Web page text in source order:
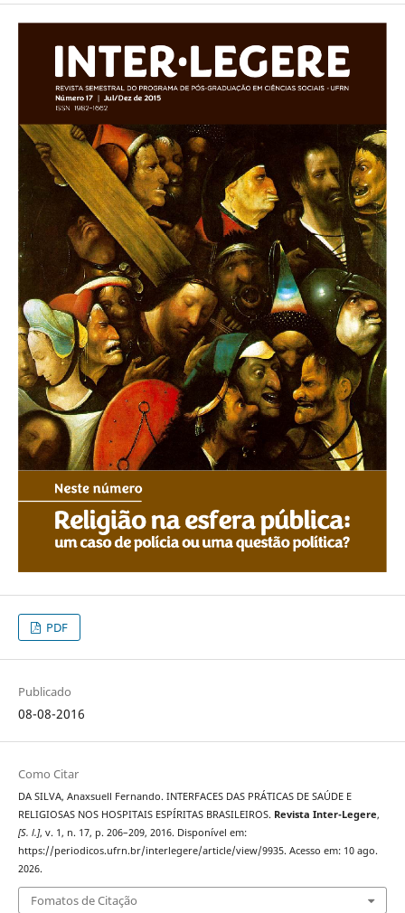
PDF
Publicado
08-08-2016
Como Citar
DA SILVA, Anaxsuell Fernando. INTERFACES DAS PRÁTICAS DE SAÚDE E
RELIGIOSAS NOS HOSPITAIS ESPÍRITAS BRASILEIROS. Revista Inter-Legere,
[S. l.], v. 1, n. 17, p. 206–209, 2016. Disponível em:
https://periodicos.ufrn.br/interlegere/article/view/9935. Acesso em: 10 ago.
2026.
Fomatos de Citação